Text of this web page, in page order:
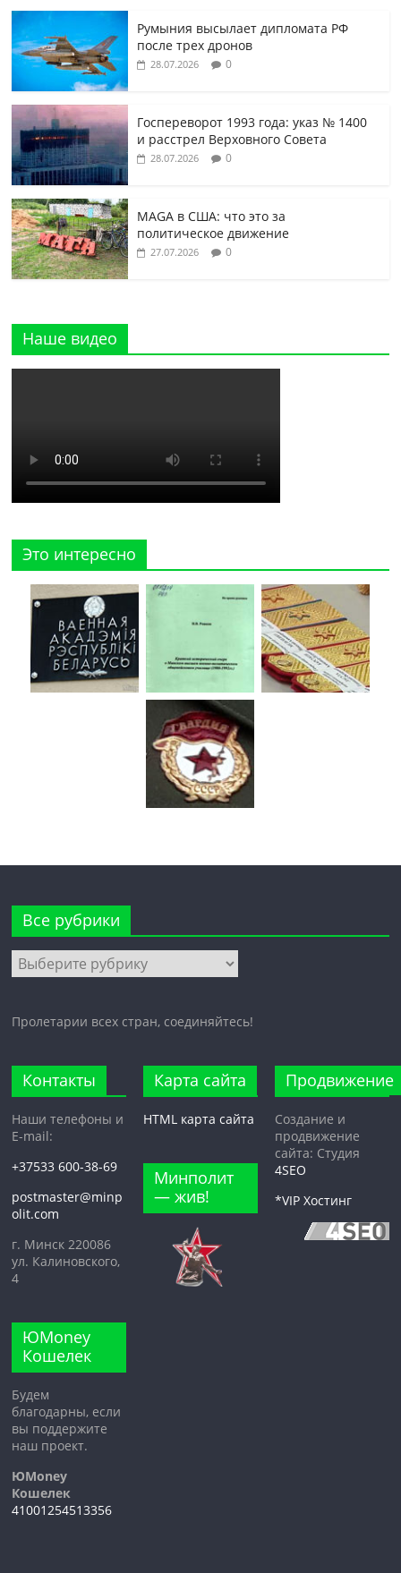
Румыния высылает дипломата РФ
после трех дронов
28.07.2026 0
Госпереворот 1993 года: указ № 1400
и расстрел Верховного Совета
28.07.2026 0
MAGA в США: что это за
политическое движение
27.07.2026 0
Наше видео
Это интересно
Все рубрики
Все
рубрики
Пролетарии всех стран, соединяйтесь!
Контакты
Наши телефоны и
E-mail:
+37533 600-38-69
postmaster@minp
olit.com
г. Минск 220086
ул. Калиновского,
4
ЮMoney
Кошелек
Будем
благодарны, если
вы поддержите
наш проект.
ЮMoney
Кошелек
41001254513356
Карта сайта
HTML карта сайта
Минполит
— жив!
Продвижение
Создание и
продвижение
сайта: Студия
4SEO
*VIP Хостинг